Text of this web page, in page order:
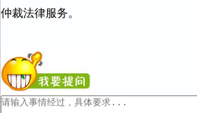
仲裁法律服务。